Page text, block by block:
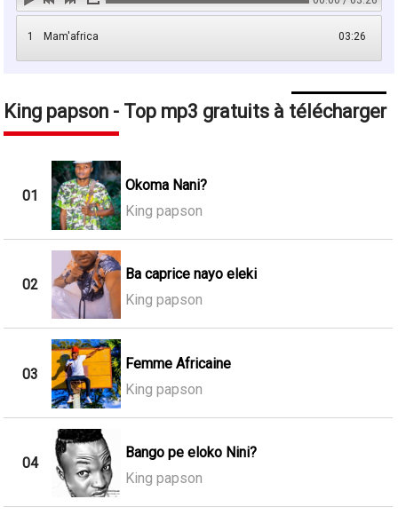
1 03:26
Mam'africa
King papson - Top mp3 gratuits à télécharger
01
Okoma Nani?
King papson
02
Ba caprice nayo eleki
King papson
03
Femme Africaine
King papson
04
Bango pe eloko Nini?
King papson